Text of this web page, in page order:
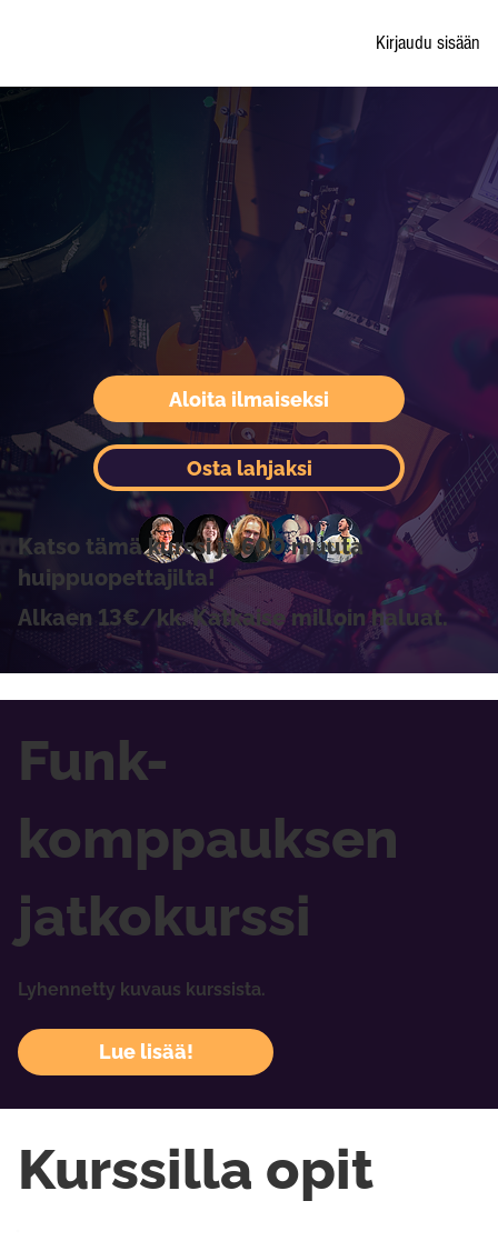
Kirjaudu sisään
Aloita ilmaiseksi
Katso tämä kurssi ja 600 muuta
huippuopettajilta!
Alkaen 13€/kk. Katkaise milloin haluat.
Osta lahjaksi
Funk-
komppauksen
jatkokurssi
Lyhennetty kuvaus kurssista.
Lue lisää!
Kurssilla opit